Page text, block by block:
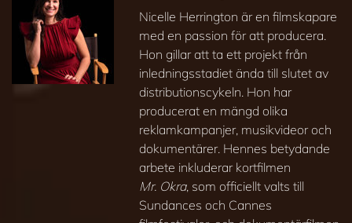
Nicelle Herrington är en filmskapare
med en passion för att producera.
Hon gillar att ta ett projekt från
inledningsstadiet ända till slutet av
distributionscykeln. Hon har
producerat en mängd olika
reklamkampanjer, musikvideor och
dokumentärer. Hennes betydande
arbete inkluderar kortfilmen
Mr. Okra, som officiellt valts till
Sundances och Cannes